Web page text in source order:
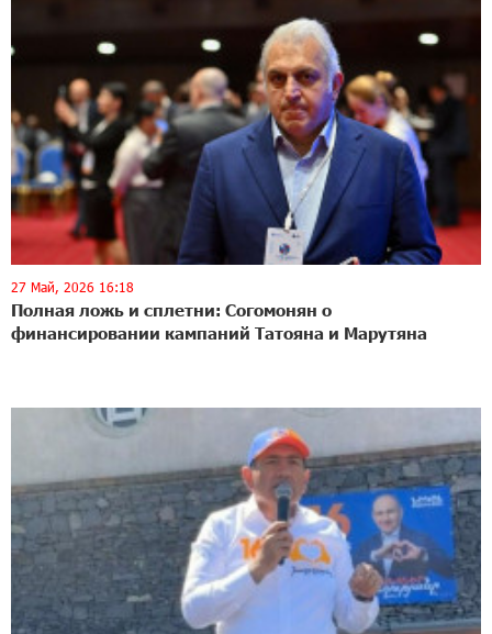
27 Май, 2026 16:18
Полная ложь и сплетни: Согомонян о
финансировании кампаний Татояна и Марутяна